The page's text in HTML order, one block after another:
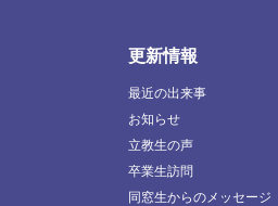
更新情報
最近の出来事
お知らせ
立教生の声
卒業生訪問
同窓生からのメッセージ